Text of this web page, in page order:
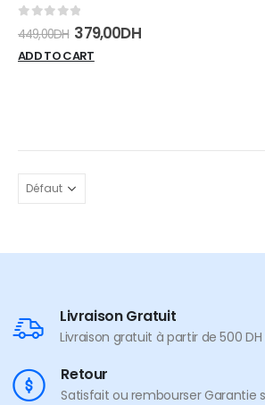
449,00DH 379,00DH
ADD TO CART
Livraison Gratuit
Livraison gratuit à partir de 500
Retour
Satisfait ou rembourser Garantie